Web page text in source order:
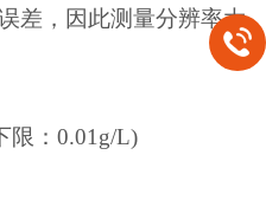
差，因此测量分辨率大
限：0.01g/L)